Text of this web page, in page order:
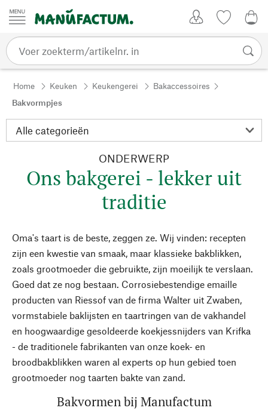
Passer au contenu
Home Keuken Keukengerei
Bakaccessoires
Bakvormpjes
ONDERWERP
Ons bakgerei - lekker uit
traditie
Oma's taart is de beste, zeggen ze. Wij vinden: recepten
zijn een kwestie van smaak, maar klassieke bakblikken,
zoals grootmoeder die gebruikte, zijn moeilijk te verslaan.
Goed dat ze nog bestaan. Corrosiebestendige emaille
producten van Riessof van de firma Walter uit Zwaben,
vormstabiele baklijsten en taartringen van de vakhandel
en hoogwaardige gesoldeerde koekjessnijders van Krifka
- de traditionele fabrikanten van onze koek- en
broodbakblikken waren al experts op hun gebied toen
grootmoeder nog taarten bakte van zand.
Bakvormen bij Manufactum